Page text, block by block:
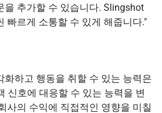
을 추가할 수 있습니다. Slingshot
빠르게 소통할 수 있게 해줍니다."
화하고 행동을 취할 수 있는 능력은
신호에 대응할 수 있는 능력을 변
사의 수익에 직접적인 영향을 미칠